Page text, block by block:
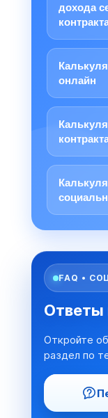
дохода
онлайн
FAQ •
Ответы
Откройте
раздел по